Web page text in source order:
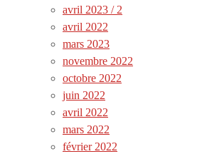
avril 2023 / 2
avril 2022
mars 2023
novembre 2022
octobre 2022
juin 2022
avril 2022
mars 2022
février 2022